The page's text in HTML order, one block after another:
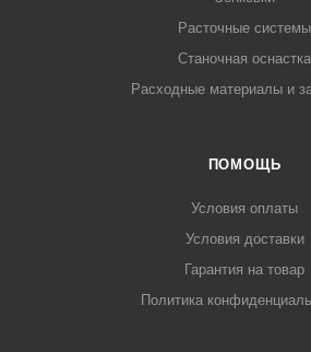
Расточные системы
Станочная оснастка
Расходные материалы и
ПОМОЩЬ
Условия оплаты
Условия доставки
Гарантия на товар
Политика